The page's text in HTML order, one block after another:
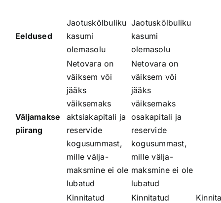
Eeldused
Jaotuskõlbuliku
kasumi
olemasolu
Jaotuskõlbuliku
kasumi
olemasolu
Väljamakse
piirang
Netovara on
väiksem või
jääks
väiksemaks
aktsiakapitali ja
reservide
kogusummast,
mille välja­
maksmine ei ole
lubatud
Netovara on
väiksem või
jääks
väiksemaks
osakapitali ja
reservide
kogusummast,
mille välja­
maksmine ei ole
lubatud
Kinnitatud
Kinnitatud